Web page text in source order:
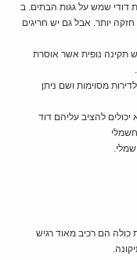
1957 המחייב התקנת דודי שמש על גגות הבתים. ב
חזקה יותר. אבל גם יש חריגים
תקינה נופית אשר אוסרת
מסוימות ושם ניתן
להציב עליהם דוד
כולה הם רכיב מאוד רגיש